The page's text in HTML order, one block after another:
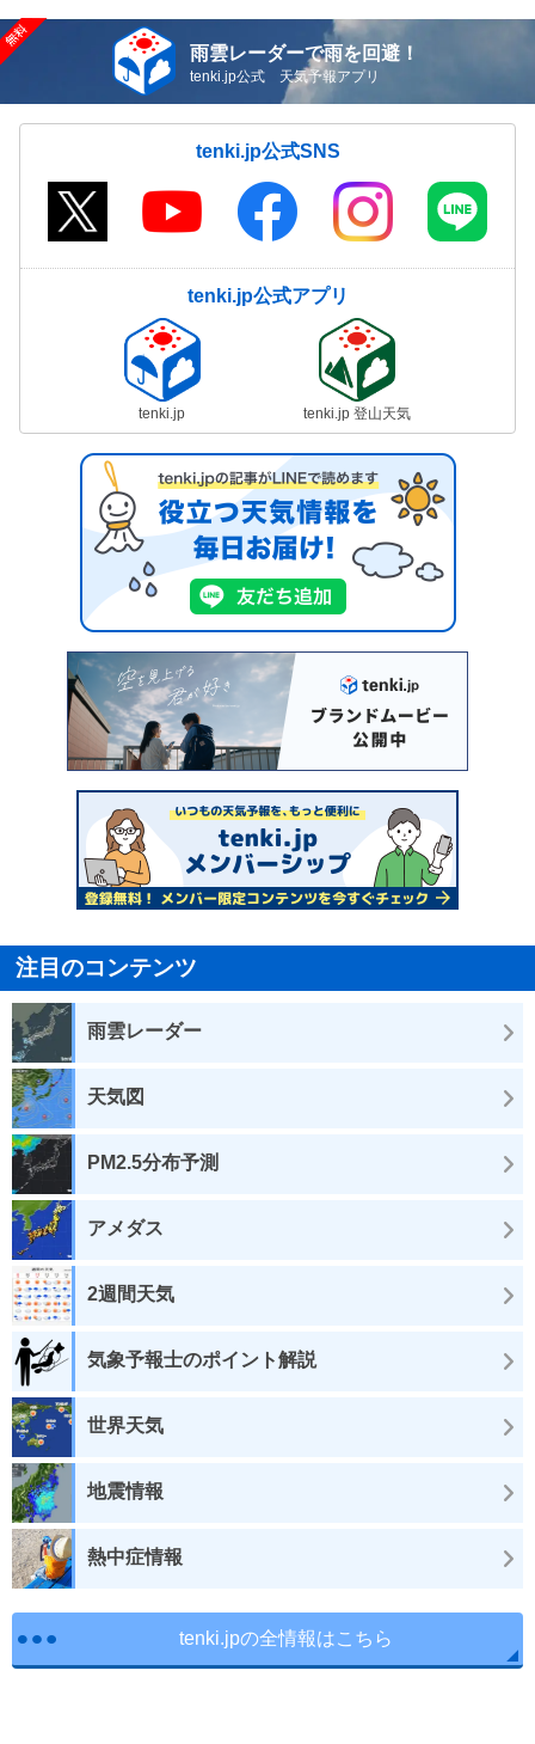
雨雲レーダーで雨を回避！
tenki.jp公式 天気予報アプリ
tenki.jp公式SNS
tenki.jp公式アプリ
tenki.jp tenki.jp 登山天気
注目のコンテンツ
雨雲レーダー
天気図
PM2.5分布予測
アメダス
2週間天気
気象予報士のポイント解説
世界天気
地震情報
熱中症情報
tenki.jpの全情報はこちら